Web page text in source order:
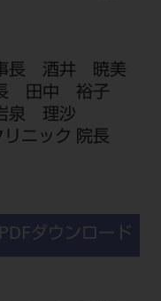
事長 酒井 暁美
長 田中 裕子
泉 理沙
リニック 院長
PDFダウンロード
問い合わせ
せ